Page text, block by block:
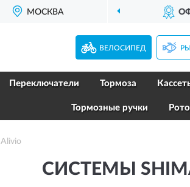
МОСКВА
ОФИЦИАЛЬНЫЙ ДИЛЕР SHIMANO
ВЕЛОСИПЕД
Переключатели Тормоза
Тормозные ручки
Alivio
СИСТЕМЫ